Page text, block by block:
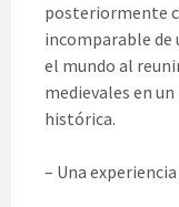
posteriormente
incomparable de
el mundo al
medievales en
histórica.
– Una